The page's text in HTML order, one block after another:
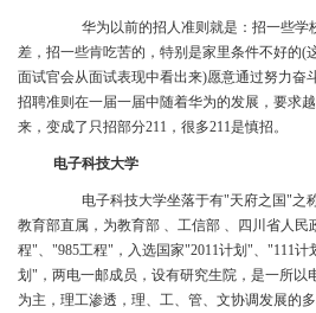
华为以前的招人准则就是：招一些学
差，招一些肯吃苦的，特别是家里条件不好的(
面试官会从面试表现中看出来)愿意通过努力奋
招聘准则在一届一届中随着华为的发展，要求
来，变成了只招部分211，很多211是慎招。
电子科技大学
电子科技大学坐落于有"天府之国"之
教育部直属，为教育部 、工信部 、四川省人民
程"、"985工程"，入选国家"2011计划"、"111
划"，两电一邮成员，设有研究生院，是一所以
为主，理工渗透，理、工、管、文协调发展的